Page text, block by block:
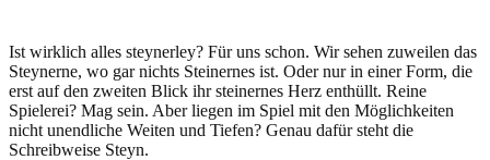
Ist wirklich alles steynerley? Für uns schon. Wir sehen zuweilen das
Steynerne, wo gar nichts Steinernes ist. Oder nur in einer Form, die
erst auf den zweiten Blick ihr steinernes Herz enthüllt. Reine
Spielerei? Mag sein. Aber liegen im Spiel mit den Möglichkeiten
nicht unendliche Weiten und Tiefen? Genau dafür steht die
Schreibweise Steyn.